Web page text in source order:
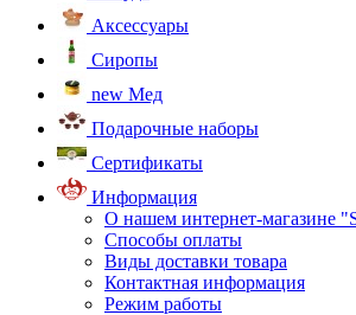
Аксессуары
Сиропы
new Мед
Подарочные наборы
Сертификаты
Информация
О нашем интернет-магазине
Способы оплаты
Виды доставки товара
Контактная информация
Режим работы